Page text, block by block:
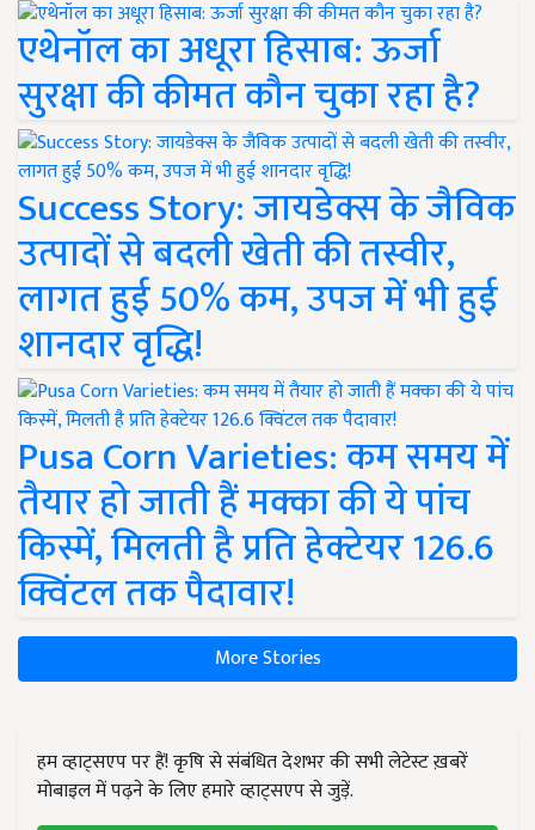
एथेनॉल का अधूरा हिसाब: ऊर्जा
सुरक्षा की कीमत कौन चुका रहा है?
Success Story: जायडेक्स के जैविक
उत्पादों से बदली खेती की तस्वीर,
लागत हुई 50% कम, उपज में भी हुई
शानदार वृद्धि!
Pusa Corn Varieties: कम समय में
तैयार हो जाती हैं मक्का की ये पांच
किस्में, मिलती है प्रति हेक्टेयर 126.6
क्विंटल तक पैदावार!
More Stories
हम व्हाट्सएप पर हैं! कृषि से संबंधित देशभर की सभी लेटेस्ट ख़बरें
मोबाइल में पढ़ने के लिए हमारे व्हाट्सएप से जुड़ें.